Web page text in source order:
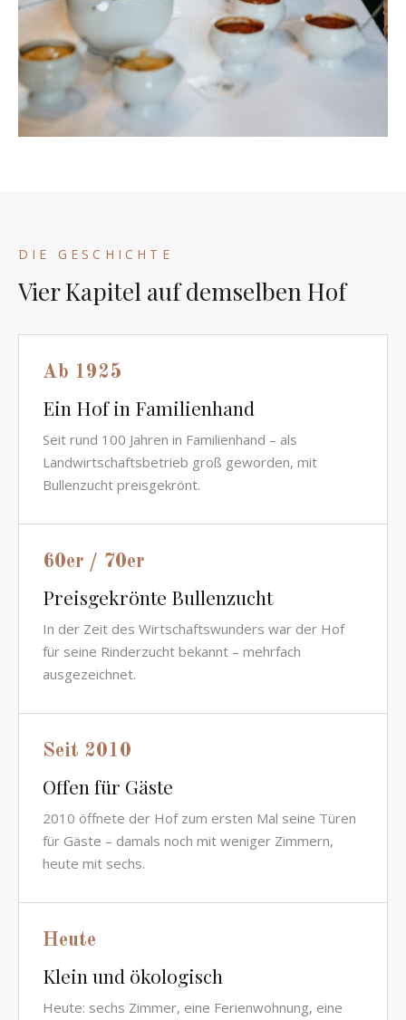
DIE GESCHICHTE
Vier Kapitel auf demselben Hof
Ab 1925
Ein Hof in Familienhand
Seit rund 100 Jahren in Familienhand – als
Landwirtschaftsbetrieb groß geworden, mit
Bullenzucht preisgekrönt.
60er / 70er
Preisgekrönte Bullenzucht
In der Zeit des Wirtschaftswunders war der Hof
für seine Rinderzucht bekannt – mehrfach
ausgezeichnet.
Seit 2010
Offen für Gäste
2010 öffnete der Hof zum ersten Mal seine Türen
für Gäste – damals noch mit weniger Zimmern,
heute mit sechs.
Heute
Klein und ökologisch
Heute: sechs Zimmer, eine Ferienwohnung, eine